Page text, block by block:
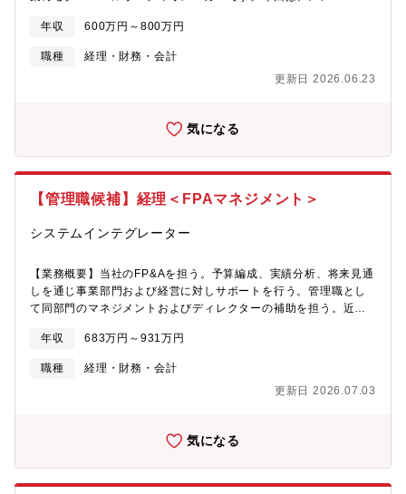
す。世界有数の品揃えと高い品質により、過酷な環境下でも長く
使い続けられるロングセラー製品が多く、国内外の顧客から高い
マイズなど、お客様のニーズに応じた柔軟な提案力を強みに、社
となります。ご入社後はスタッフとして部門のさらなる強化を推
進いただくことを期待しています。【職務内容】Finance &
Accounting部門の主計チームにて、ロイヤリティの計算・支払・
管理業務を中心にご担当いただきます。組織は4つのチームで構成
ー管理業務）※業務全体の6割程度■契約先へのロイヤリティー計
計）※業務全体の2割程度■予算作成及び予実管理 →二事業部の
単体月次・年次決算に関する仕訳伝票の起票及び試算表の管理等
■会計監査（日本基準）への対応■内部統制の維持・管理業務【働
レックス制度あり■年間休日128日【配属組織】Finance &
Accounting 20名程度在籍└主計部門 6名 ★配属組織└コスト
アカウンティング：原価 └FP＆A：管理会計└トレジャリー：経
業のカジュアルな雰囲気がありながら。日系的な共同性もある組
業務がFinance & Accounting部門へ集約されているため、財務会
計を含む幅広い経理経験を積むことができます。■商流や原価にも
ら英語力を伸ばしたい方にも適しています。■将来的なキャリアア
年収 600万円～800万円
職種
経理・財務・会計
更新日 2026.06.23
気になる
【管理職候補】経理＜FPAマネジメント＞
システムインテグレーター
【業務概要】当社のFP&Aを担う。予算編成、実績分析、将来見通
しを通じ事業部門および経営に対しサポートを行う。管理職とし
て同部門のマネジメントおよびディレクターの補助を担う。近い
成の策定および取りまとめ・月次／四半期の業績管理（実績分
析・差異分析）および経営層へのレポーティング ・将来見通し
（フォーキャスト）の策定および精度向上 ・事業部門へのファイ
ナンス観点からの提言および意思決定支援（ビジネスパートナー
務プロセスの高度化・効率化（標準化、データ活用、ツール活用
ント、育成、業務アサイン 等）■マネジメントラインマネージャ
年収 683万円～931万円
職種
経理・財務・会計
更新日 2026.07.03
気になる